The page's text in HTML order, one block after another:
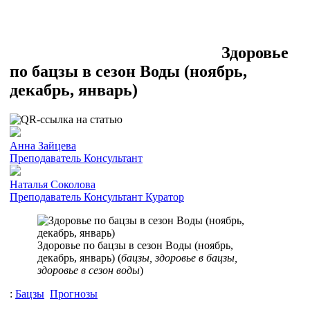
Здоровье
по бацзы в сезон Воды (ноябрь,
декабрь, январь)
Анна Зайцева
Преподаватель Консультант
Наталья Соколова
Преподаватель Консультант Куратор
Здоровье по бацзы в сезон Воды (ноябрь,
декабрь, январь) (бацзы, здоровье в бацзы,
здоровье в сезон воды)
: Бацзы Прогнозы